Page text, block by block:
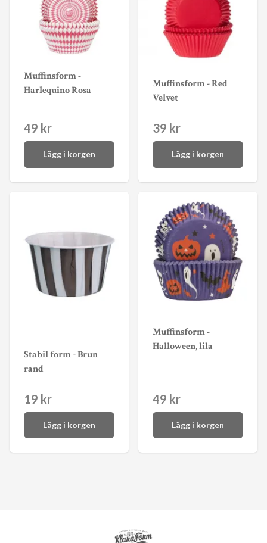
Muffinsform -
Harlequino Rosa
49 kr
Lägg i korgen
Muffinsform - Red
Velvet
39 kr
Lägg i korgen
Stabil form - Brun
rand
19 kr
Lägg i korgen
Muffinsform -
Halloween, lila
49 kr
Lägg i korgen